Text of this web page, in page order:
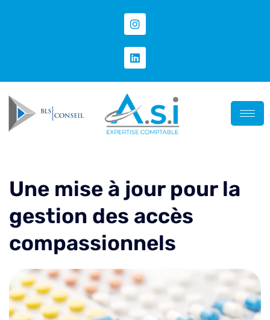
Une mise à jour pour la
gestion des accès
compassionnels